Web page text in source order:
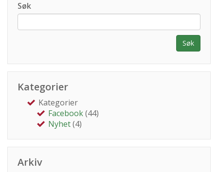
Søk
Søk
Kategorier
Kategorier
Facebook(44)
Nyhet(4)
Arkiv